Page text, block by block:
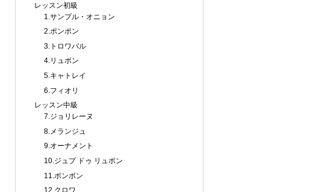
レッスン初級
1.サンプル・オニョン
2.ポンポン
3.トロワバル
4.リュボン
5.キャトレイ
6.フィオリ
レッスン中級
7.ジョリレーヌ
8.メランジュ
9.オーナメント
10.ジュプ ドゥ リュボン
11.ボンボン
12.クロワ